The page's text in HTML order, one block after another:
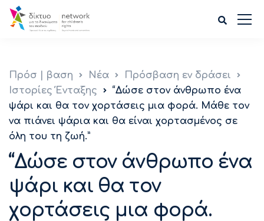
Πρόσ | βαση Νέα
Πρόσβαση εν δράσει
Ιστορίες Ένταξης
“Δώσε στον άνθρωπο ένα
ψάρι και θα τον χορτάσεις μια φορά. Μάθε τον
να πιάνει ψάρια και θα είναι χορτασμένος σε
όλη του τη ζωή.”
“Δώσε στον άνθρωπο ένα
ψάρι και θα τον
χορτάσεις μια φορά.